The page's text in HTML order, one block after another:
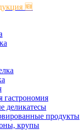
🆕
гастрономия
деликатесы
продукты
крупы